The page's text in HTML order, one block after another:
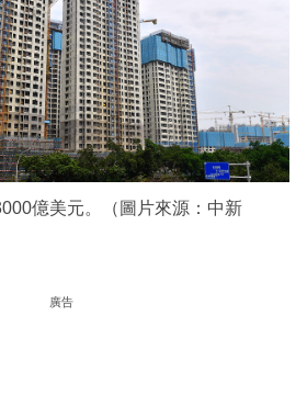
億美元。（圖片來源：中新
廣告